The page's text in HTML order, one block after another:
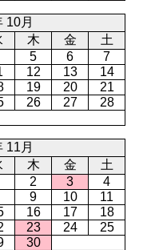
10月
木 金
土
5 6
7
12 13
14
19 20
21
26 27
28
11月
木 金
土
2 3
4
9 10
11
16 17
18
23 24
25
30